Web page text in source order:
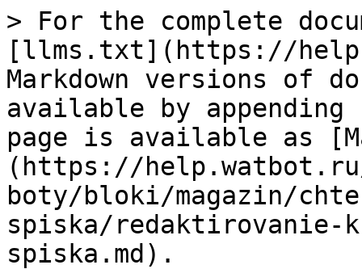
> For the complete
[llms.txt](https://
Markdown versions of
available by
page is available as
(https://
boty/bloki/magazin/
spiska/redaktirovanie-
spiska.md).